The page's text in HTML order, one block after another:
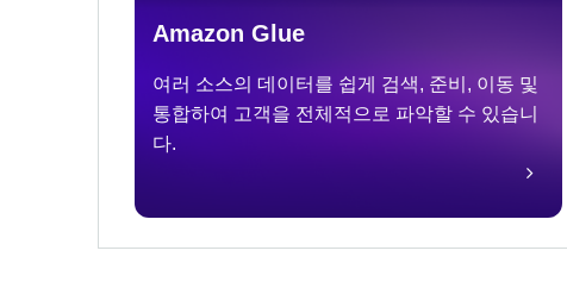
Amazon Glue
여러 소스의 데이터를 쉽게 검색, 준비, 이동 및
통합하여 고객을 전체적으로 파악할 수 있습니
다.